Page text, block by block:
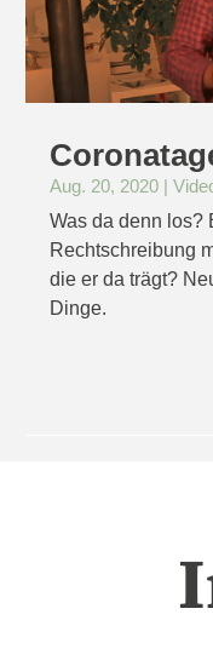
Aug. 20, 2020 |
Was da denn los?
Rechtschreibung
die er da trägt?
Dinge.